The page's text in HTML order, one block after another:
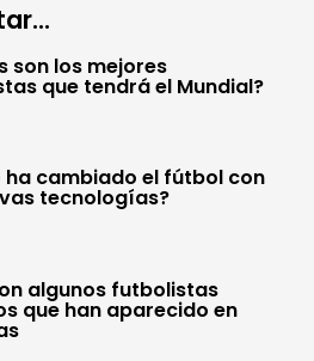
son los mejores
que tendrá el Mundial?
ha cambiado el fútbol con
tecnologías?
algunos futbolistas
que han aparecido en